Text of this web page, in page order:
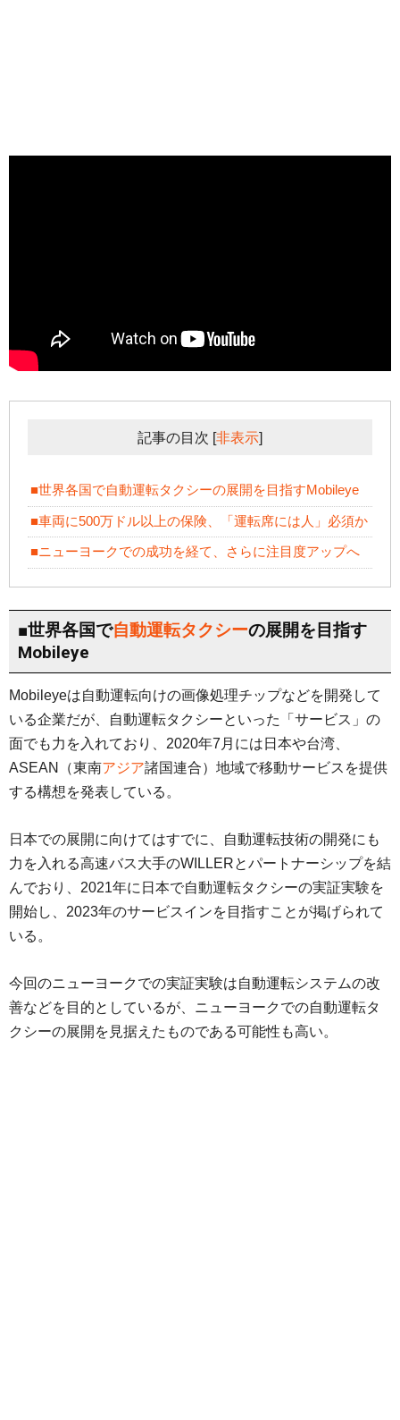
記事の目次 [非表示]
■世界各国で自動運転タクシーの展開を目指すMobileye
■車両に500万ドル以上の保険、「運転席には人」必須か
■ニューヨークでの成功を経て、さらに注目度アップへ
■世界各国で自動運転タクシーの展開を目指す
Mobileye
Mobileyeは自動運転向けの画像処理チップなどを開発して
いる企業だが、自動運転タクシーといった「サービス」の
面でも力を入れており、2020年7月には日本や台湾、
ASEAN（東南アジア諸国連合）地域で移動サービスを提供
する構想を発表している。
日本での展開に向けてはすでに、自動運転技術の開発にも
力を入れる高速バス大手のWILLERとパートナーシップを結
んでおり、2021年に日本で自動運転タクシーの実証実験を
開始し、2023年のサービスインを目指すことが掲げられて
いる。
今回のニューヨークでの実証実験は自動運転システムの改
善などを目的としているが、ニューヨークでの自動運転タ
クシーの展開を見据えたものである可能性も高い。